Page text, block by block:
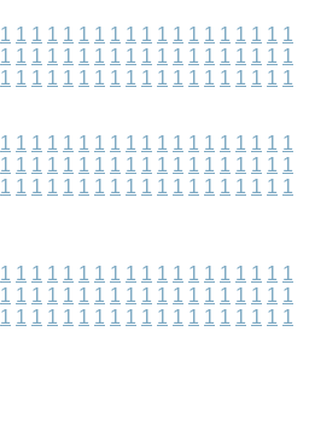
1 1 1 1 1 1 1 1 1 1 1 1 1 1 1 1 1 1 1
1 1 1 1 1 1 1 1 1 1 1 1 1 1 1 1 1 1 1
1 1 1 1 1 1 1 1 1 1 1 1 1 1 1 1 1 1 1
1 1 1 1 1 1 1 1 1 1 1 1 1 1 1 1 1 1 1
1 1 1 1 1 1 1 1 1 1 1 1 1 1 1 1 1 1 1
1 1 1 1 1 1 1 1 1 1 1 1 1 1 1 1 1 1 1
1 1 1 1 1 1 1 1 1 1 1 1 1 1 1 1 1 1 1
1 1 1 1 1 1 1 1 1 1 1 1 1 1 1 1 1 1 1
1 1 1 1 1 1 1 1 1 1 1 1 1 1 1 1 1 1 1